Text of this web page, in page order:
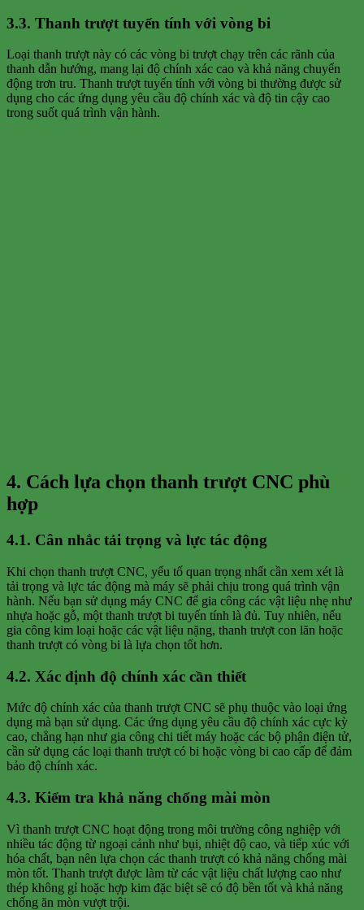
3.3. Thanh trượt tuyến tính với vòng bi
Loại thanh trượt này có các vòng bi trượt chạy trên các rãnh của
thanh dẫn hướng, mang lại độ chính xác cao và khả năng chuyển
động trơn tru. Thanh trượt tuyến tính với vòng bi thường được sử
dụng cho các ứng dụng yêu cầu độ chính xác và độ tin cậy cao
trong suốt quá trình vận hành.
4. Cách lựa chọn thanh trượt CNC phù
hợp
4.1. Cân nhắc tải trọng và lực tác động
Khi chọn thanh trượt CNC, yếu tố quan trọng nhất cần xem xét là
tải trọng và lực tác động mà máy sẽ phải chịu trong quá trình vận
hành. Nếu bạn sử dụng máy CNC để gia công các vật liệu nhẹ như
nhựa hoặc gỗ, một thanh trượt bi tuyến tính là đủ. Tuy nhiên, nếu
gia công kim loại hoặc các vật liệu nặng, thanh trượt con lăn hoặc
thanh trượt có vòng bi là lựa chọn tốt hơn.
4.2. Xác định độ chính xác cần thiết
Mức độ chính xác của thanh trượt CNC sẽ phụ thuộc vào loại ứng
dụng mà bạn sử dụng. Các ứng dụng yêu cầu độ chính xác cực kỳ
cao, chẳng hạn như gia công chi tiết máy hoặc các bộ phận điện tử,
cần sử dụng các loại thanh trượt có bi hoặc vòng bi cao cấp để đảm
bảo độ chính xác.
4.3. Kiểm tra khả năng chống mài mòn
Vì thanh trượt CNC hoạt động trong môi trường công nghiệp với
nhiều tác động từ ngoại cảnh như bụi, nhiệt độ cao, và tiếp xúc với
hóa chất, bạn nên lựa chọn các thanh trượt có khả năng chống mài
mòn tốt. Thanh trượt được làm từ các vật liệu chất lượng cao như
thép không gỉ hoặc hợp kim đặc biệt sẽ có độ bền tốt và khả năng
chống ăn mòn vượt trội.